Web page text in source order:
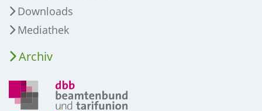
Downloads
Mediathek
Archiv